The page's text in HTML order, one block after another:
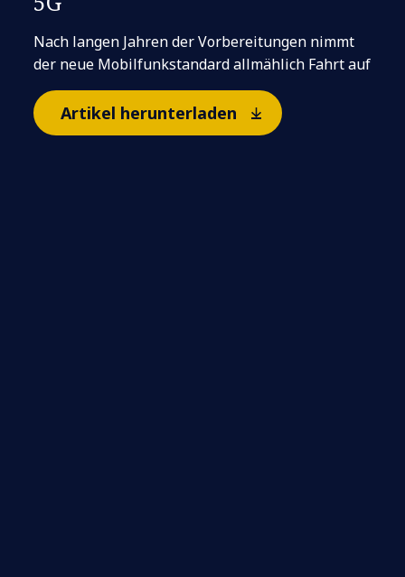
Nach langen Jahren der Vorbereitungen nimmt
der neue Mobilfunkstandard allmählich Fahrt auf
Artikel herunterladen